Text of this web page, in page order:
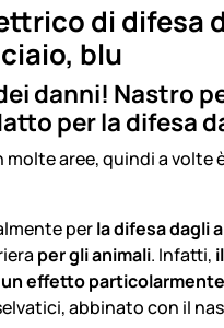
di difesa
blu
danni! Nastro
per la difesa
aree, quindi a volte
perla difesa dagli
per gli animali. Infatti,
effetto
abbinato con il